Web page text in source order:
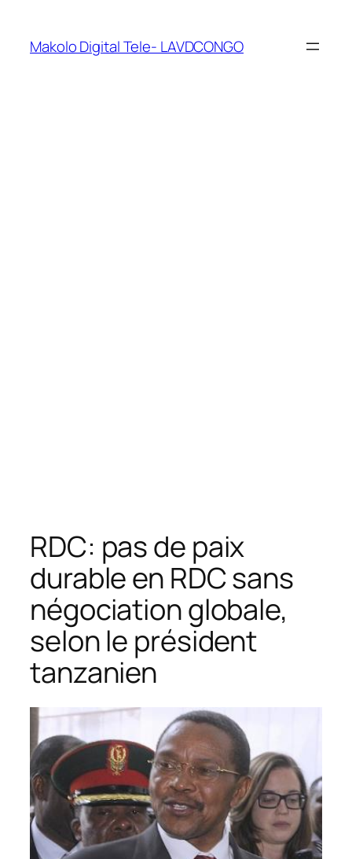
Makolo Digital Tele- LAVDCONGO
RDC: pas de paix
durable en RDC sans
négociation globale,
selon le président
tanzanien